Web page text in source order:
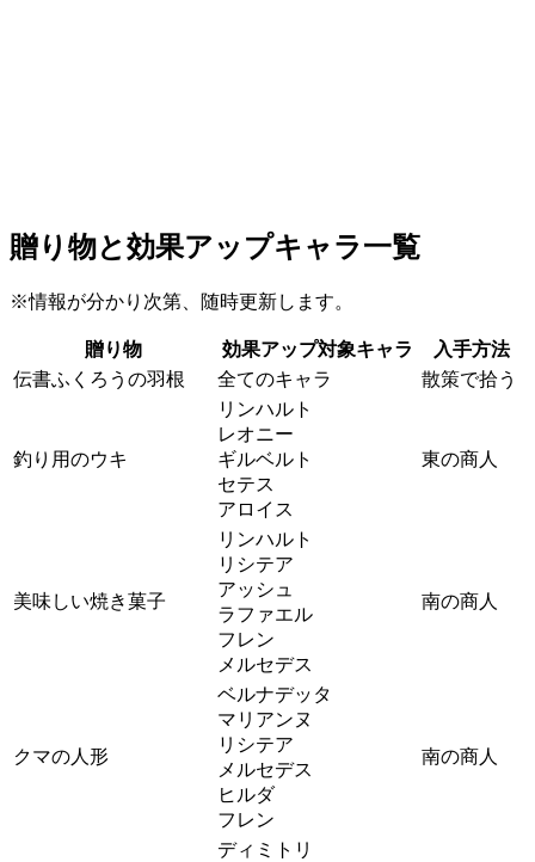
贈り物と効果アップキャラ一覧
※情報が分かり次第、随時更新します。
贈り物 効果アップ対象キャラ
入手方法
伝書ふくろうの羽根
全てのキャラ 散策で拾う
釣り用のウキ
リンハルト
レオニー
ギルベルト
セテス
アロイス
東の商人
美味しい焼き菓子
リンハルト
リシテア
アッシュ
ラファエル
フレン
メルセデス
南の商人
クマの人形
ベルナデッタ
マリアンヌ
リシテア
メルセデス
ヒルダ
フレン
南の商人
ディミトリ